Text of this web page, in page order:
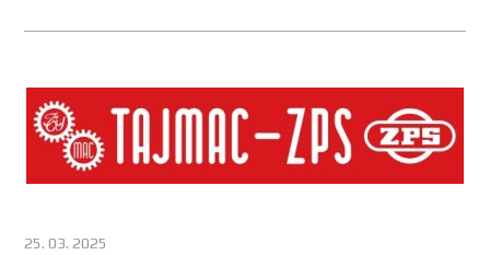
25. 03. 2025